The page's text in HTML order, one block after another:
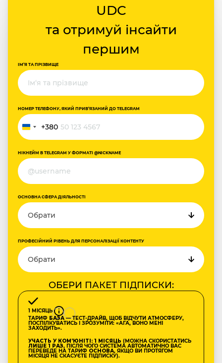
UDC
та отримуй інсайти
першим
ІМ‘Я ТА ПРІЗВИЩЕ
НОМЕР ТЕЛЕФОНУ, ЯКИЙ ПРИВ‘ЯЗАНИЙ ДО TELEGRAM
Україна
+380
+380
НІКНЕЙМ В TELEGRAM У ФОРМАТІ @NICKNAME
ОСНОВНА СФЕРА ДІЯЛЬНОСТІ
ПРОФЕСІЙНИЙ РІВЕНЬ ДЛЯ ПЕРСОНАЛІЗАЦІЇ КОНТЕНТУ
ОБЕРИ ПАКЕТ ПІДПИСКИ:
1 МІСЯЦЬ
ТАРИФ БАЗА— ТЕСТ-ДРАЙВ, ЩОБ ВІДЧУТИ АТМОСФЕРУ,
ПОСПІЛКУВАТИСЬ І ЗРОЗУМІТИ: «АГА, ВОНО МЕНІ
ЗАХОДИТЬ».
УЧАСТЬ У КОМʼЮНІТІ: 1 МІСЯЦЬ (МОЖНА СКОРИСТАТИСЬ
ЛИШЕ 1 РАЗ, ПІСЛЯ ЧОГО СИСТЕМА АВТОМАТИЧНО ВАС
ПЕРЕВЕДЕ НА ТАРИФ ОСНОВА, ЯКЩО ВИ ПРОТЯГОМ
МІСЯЦЯ НЕ СКАСУЄТЕ ПІДПИСКУ).